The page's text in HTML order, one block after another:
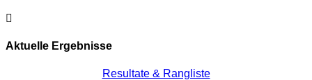

Aktuelle Ergebnisse
Resultate & Rangliste